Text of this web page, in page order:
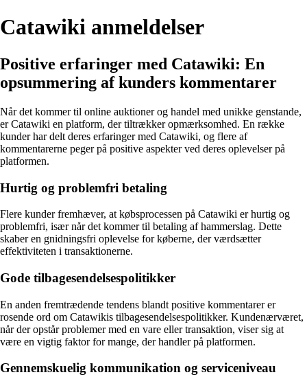
Catawiki anmeldelser
Positive erfaringer med Catawiki: En
opsummering af kunders kommentarer
Når det kommer til online auktioner og handel med unikke genstande,
er Catawiki en platform, der tiltrækker opmærksomhed. En række
kunder har delt deres erfaringer med Catawiki, og flere af
kommentarerne peger på positive aspekter ved deres oplevelser på
platformen.
Hurtig og problemfri betaling
Flere kunder fremhæver, at købsprocessen på Catawiki er hurtig og
problemfri, især når det kommer til betaling af hammerslag. Dette
skaber en gnidningsfri oplevelse for køberne, der værdsætter
effektiviteten i transaktionerne.
Gode tilbagesendelsespolitikker
En anden fremtrædende tendens blandt positive kommentarer er
rosende ord om Catawikis tilbagesendelsespolitikker. Kundenærværet,
når der opstår problemer med en vare eller transaktion, viser sig at
være en vigtig faktor for mange, der handler på platformen.
Gennemskuelig kommunikation og serviceniveau